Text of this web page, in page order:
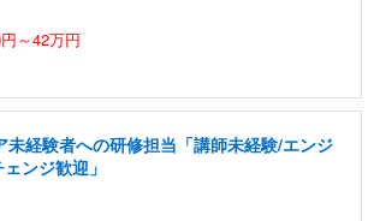
～42万円
未経験者への研修担当「講師未経験/エンジ
ンジ歓迎」